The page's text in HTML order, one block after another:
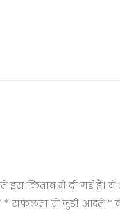
इस किताब में दी गई हैं।
* सफलता से जुड़ी आदतें *